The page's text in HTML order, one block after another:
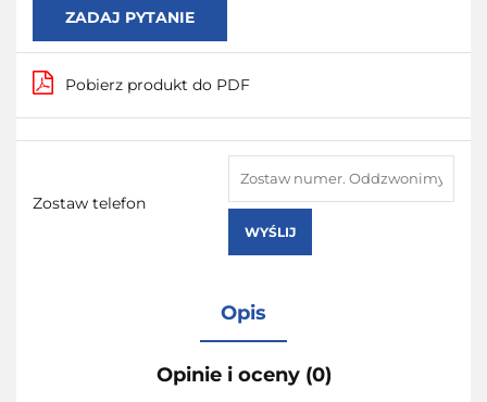
ZADAJ PYTANIE
Pobierz produkt do PDF
Zostaw telefon
WYŚLIJ
Opis
Opinie i oceny (0)